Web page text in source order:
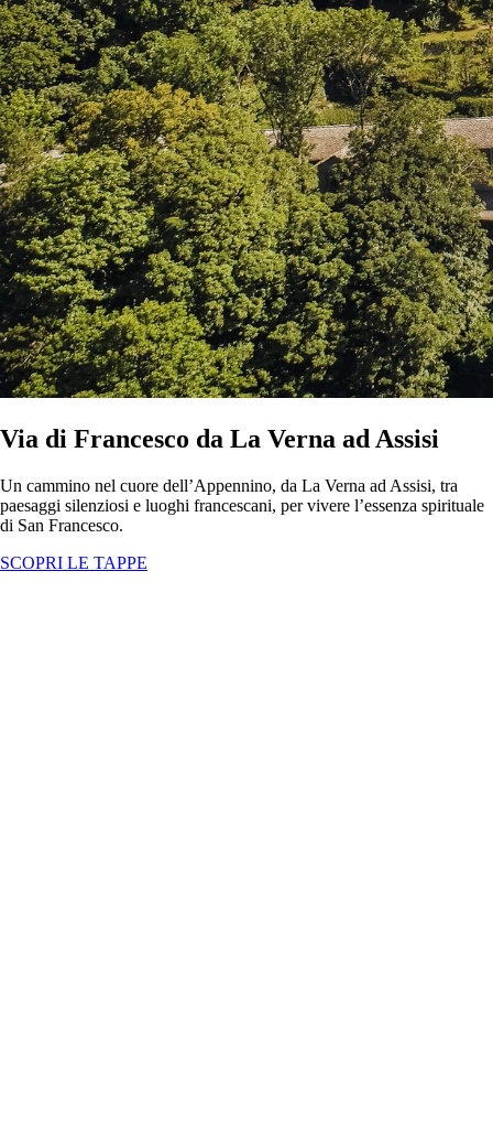
Via di Francesco da La Verna ad Assisi
Un cammino nel cuore dell’Appennino, da La Verna ad Assisi, tra
paesaggi silenziosi e luoghi francescani, per vivere l’essenza spirituale
di San Francesco.
SCOPRI LE TAPPE